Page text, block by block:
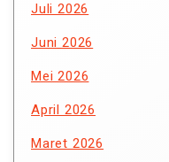
Juli 2026
Juni 2026
Mei 2026
April 2026
Maret 2026